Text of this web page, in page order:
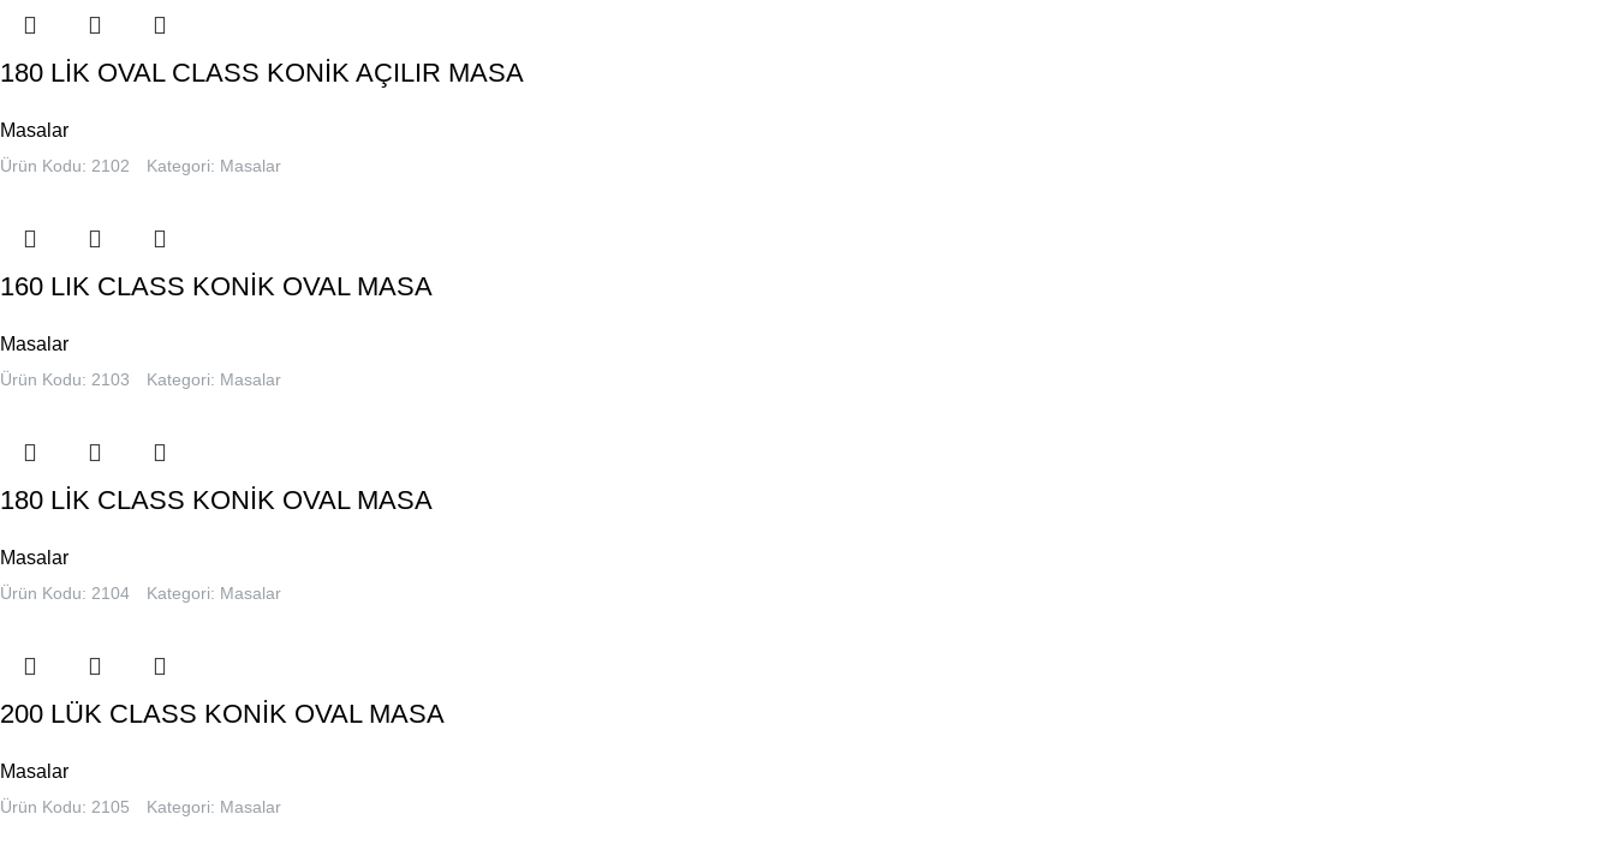
180 LİK OVAL CLASS KONİK AÇILIR MASA
Masalar
Ürün Kodu: 2102 Kategori: Masalar
160 LIK CLASS KONİK OVAL MASA
Masalar
Ürün Kodu: 2103 Kategori: Masalar
180 LİK CLASS KONİK OVAL MASA
Masalar
Ürün Kodu: 2104 Kategori: Masalar
200 LÜK CLASS KONİK OVAL MASA
Masalar
Ürün Kodu: 2105 Kategori: Masalar